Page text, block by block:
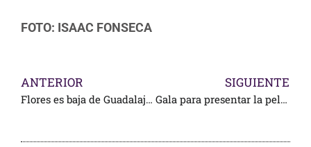
FOTO: ISAAC FONSECA
ANTERIOR
Flores es baja de Guadalajara: lo sustituye Saldívar
SIGUIENTE
Gala para presentar la película del maestro “Curro” Romero